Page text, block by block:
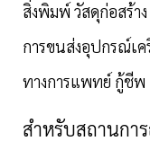
สิ่งพิมพ์ วัสดุก่อสร้า
การขนส่งอุปกรณ์เ
ทางการแพทย์ กู้ชีพ
สำหรับสถานกา